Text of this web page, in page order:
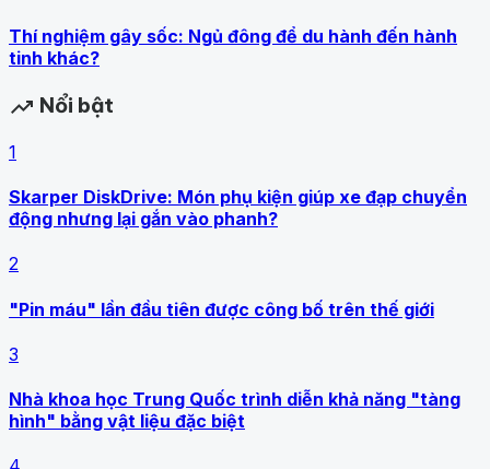
Thí nghiệm gây sốc: Ngủ đông để du hành đến hành
tinh khác?
trending_up Nổi bật
1
Skarper DiskDrive: Món phụ kiện giúp xe đạp chuyển
động nhưng lại gắn vào phanh?
2
"Pin máu" lần đầu tiên được công bố trên thế giới
3
Nhà khoa học Trung Quốc trình diễn khả năng "tàng
hình" bằng vật liệu đặc biệt